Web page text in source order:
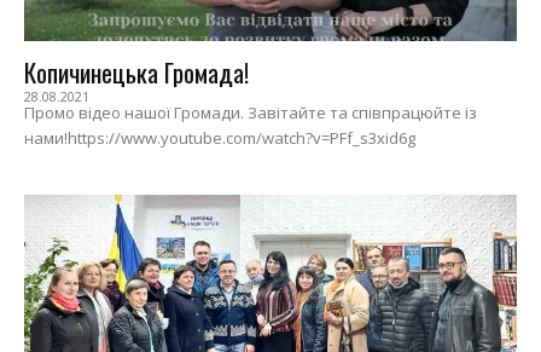
Копичинецька Громада!
28.08.2021
Промо відео нашої Громади. Завітайте та співпрацюйте із
нами!https://www.youtube.com/watch?v=PFf_s3xid6g